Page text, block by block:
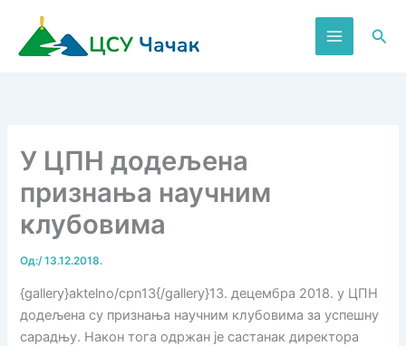
садржај
У ЦПН додељена
признања научним
клубовима
Од:/13.12.2018.
{gallery}aktelno/cpn13{/gallery}13. децембра 2018. у ЦПН
додељена су признања научним клубовима за успешну
сарадњу. Након тога одржан је састанак директора